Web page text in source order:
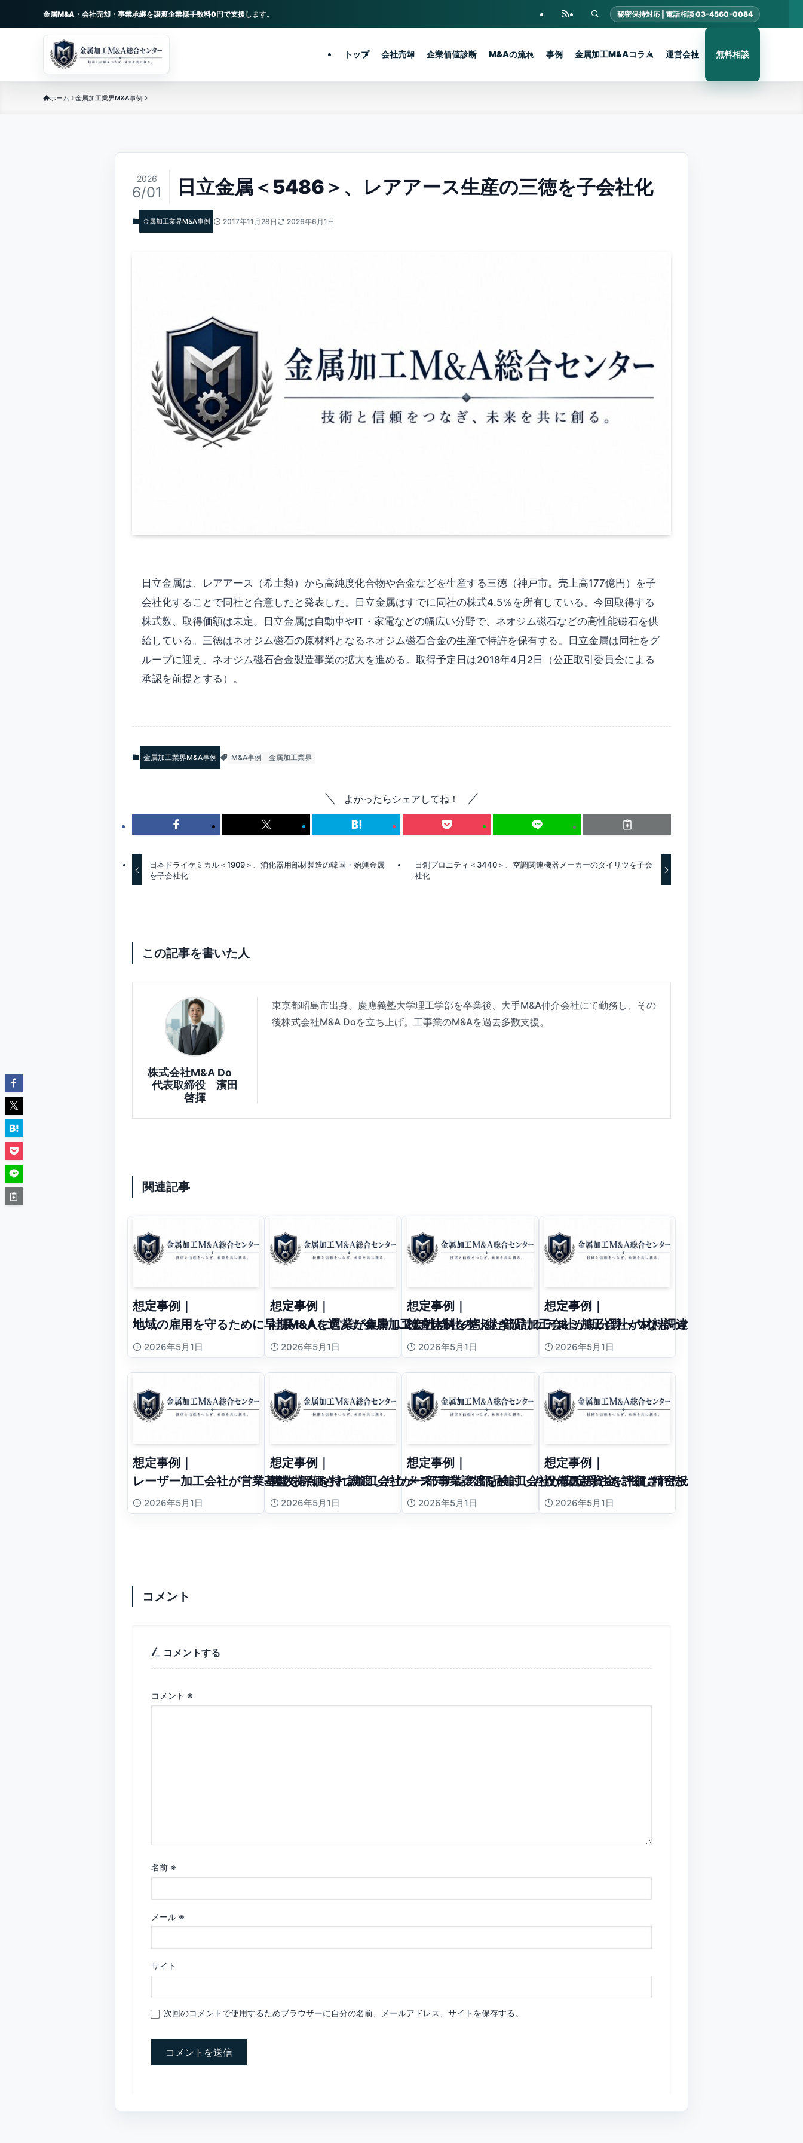
金属M&A・会社売却・事業承継を譲渡企業様手数料0円で支援します。
トップ 会社売却 企業価値診断 M&Aの流れ 事例 金属加工M&Aコラム 運営会社 無料相談
ホーム 金属加工業界M&A事例
日立金属＜5486＞、レアアース生産の三徳を子会社化
2026
6/01
金属加工業界M&A事例 2017年11月28日 2026年6月1日
日立金属は、レアアース（希土類）から高純度化合物や合金などを生産する三徳（神戸市。売上高177億円）を子
会社化することで同社と合意したと発表した。日立金属はすでに同社の株式4.5％を所有している。今回取得する
株式数、取得価額は未定。日立金属は自動車やIT・家電などの幅広い分野で、ネオジム磁石などの高性能磁石を供
給している。三徳はネオジム磁石の原材料となるネオジム磁石合金の生産で特許を保有する。日立金属は同社をグ
ループに迎え、ネオジム磁石合金製造事業の拡大を進める。取得予定日は2018年4月2日（公正取引委員会による
承認を前提とする）。
金属加工業界M&A事例 M&A事例 金属加工業界
よかったらシェアしてね！
日本ドライケミカル＜1909＞、消化器用部材製造の韓国・始興金属
を子会社化
日創プロニティ＜3440＞、空調関連機器メーカーのダイリツを子会
社化
この記事を書いた人
株式会社M&A Do
代表取締役 濱田
啓揮
東京都昭島市出身。慶應義塾大学理工学部を卒業後、大手M&A仲介会社にて勤務し、その
後株式会社M&A Doを立ち上げ。工事業のM&Aを過去多数支援。
関連記事
想定事例｜
地域の雇用を守るために早期M&Aを選んだ金属加工会社
2026年5月1日
想定事例｜
社長一人に営業が集中していた会社の引継ぎ設計ケース
2026年5月1日
想定事例｜
検査体制を整えた部品加工会社が新分野へつながったケース
2026年5月1日
想定事例｜
アルミ加工会社が材料調達力を強みに承継した
2026年5月1日
想定事例｜
レーザー加工会社が営業基盤を評価され譲渡したケース
2026年5月1日
想定事例｜
複数拠点を持つ加工会社が一部事業譲渡を検討したケース
2026年5月1日
想定事例｜
メンテナンス部品加工会社が安定受注を評価されたケース
2026年5月1日
想定事例｜
設備更新資金に悩む精密板金会社の承継ケース
2026年5月1日
コメント
コメントする
コメント ※
名前 ※
メール ※
サイト
次回のコメントで使用するためブラウザーに自分の名前、メールアドレス、サイトを保存する。